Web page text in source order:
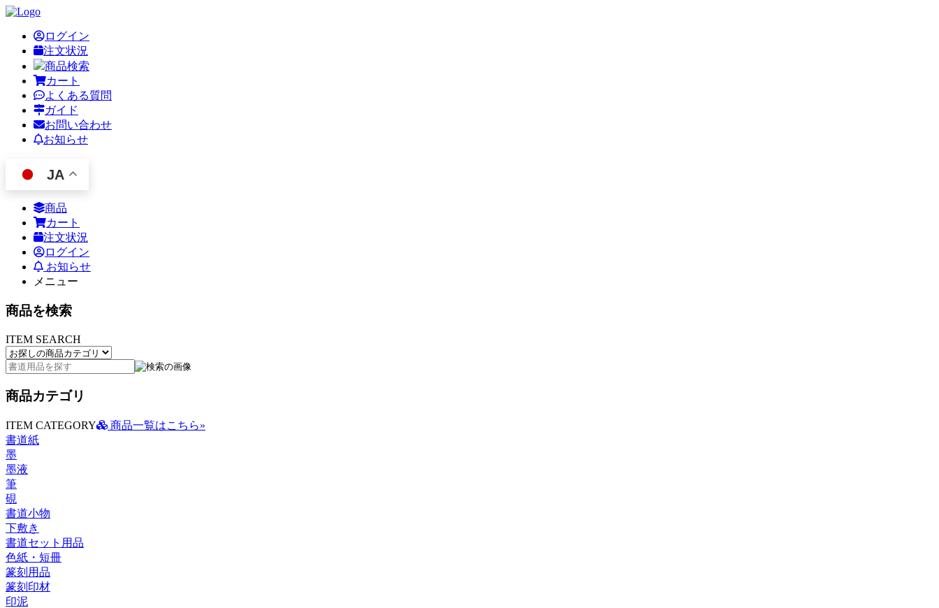
ログイン
注文状況
商品検索
カート
よくある質問
ガイド
お問い合わせ
お知らせ
JA
商品
カート
注文状況
ログイン
お知らせ
メニュー
商品を検索
ITEM SEARCH
商品カテゴリ
ITEM CATEGORY
商品一覧はこちら»
書道紙
墨
墨液
筆
硯
書道小物
下敷き
書道セット用品
色紙・短冊
篆刻用品
篆刻印材
印泥